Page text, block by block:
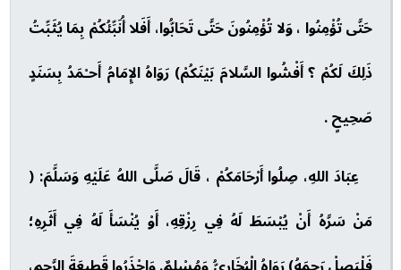
حَتَّى تُؤْمِنُوا ، وَلا تُؤْمِنُونَ حَتَّى تَحَابُّوا، أَفَلا أُنَبِّئُكُمْ بِمَا يُثَبِّتُ
ذَلِكَ لَكُمْ ؟ أَفْشُوا السَّلامَ بَيْنَكُمْ) رَوَاهُ الإِمَامُ أَحـْمَدُ بِسَنَدٍ
صَحِيحٍ .
عِبَادَ اللهِ، صِلُوا أَرْحَامَكُمْ ، قَالَ صَلَّى اللهُ عَلَيْهِ وَسَلَّمَ: (
مَنْ سَرَّهُ أَنْ يُبْسَطَ لَهُ فِي رِزْقِهِ، أَوْ يُنْسَأَ لَهُ فِي أَثَرِهِ؛